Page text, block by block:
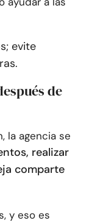
evite
de
la agencia se
realizar
comparte
y eso es